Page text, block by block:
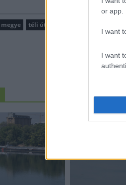
or app.
I want
I want
téli útviszonyok